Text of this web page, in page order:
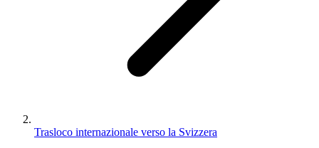
Trasloco internazionale verso la Svizzera